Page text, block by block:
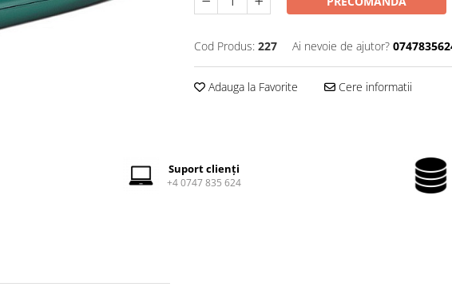
Cod Produs: 227 Ai nevoie de ajutor?
Adauga la Favorite Cere informatii
Suport clienți
+4 0747 835 624